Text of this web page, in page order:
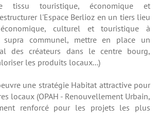
tissu touristique, économique et
l'Espace Berlioz en un tiers lieu
culturel et touristique à
supra communel, mettre en place un
des créateurs dans le centre bourg,
les produits locaux...)
une stratégie Habitat attractive pour
locaux (OPAH - Renouvellement Urbain,
renforcé pour les projets les plus